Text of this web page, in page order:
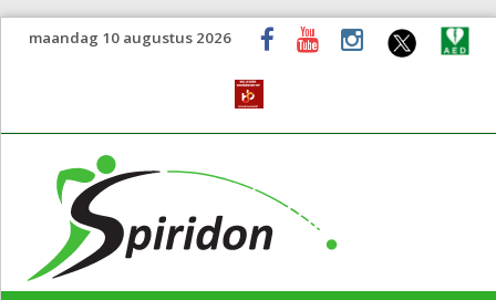
maandag 10 augustus 2026